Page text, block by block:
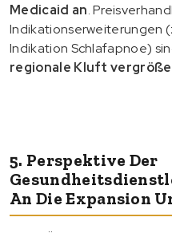
Medicaid an.
Indikationserweiterungen
Indikation Schlafapnoe)
regionale Kluft
5. Perspektive Der
An Die Expansion